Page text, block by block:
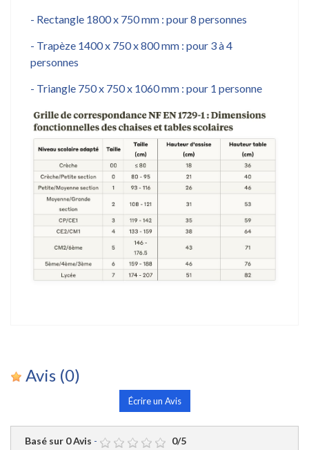
- Rectangle 1800 x 750 mm : pour 8 personnes
- Trapèze 1400 x 750 x 800 mm : pour 3 à 4
personnes
- Triangle 750 x 750 x 1060 mm : pour 1 personne
Avis (0)
Écrire un Avis
Basé sur 0Avis - 0/5